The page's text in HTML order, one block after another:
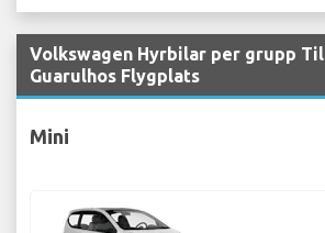
Volkswagen Hyrbilar per grupp
Guarulhos Flygplats
Mini